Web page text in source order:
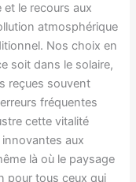
le recours aux
atmosphérique
Nos choix en
soit dans le solaire,
reçues souvent
fréquentes
cette vitalité
aux
là où le paysage
pour tous ceux qui